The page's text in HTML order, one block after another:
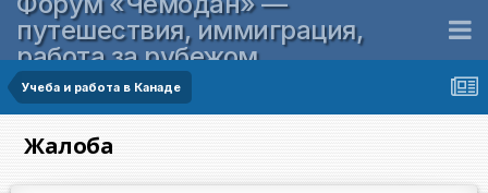
путешествия, иммиграция,
работа за рубежом
Учеба и работа в Канаде
Жалоба